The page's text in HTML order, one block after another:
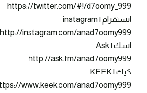
https://twitter.com/#!/d7oomy_999
انستقرام | instagram
http://instagram.com/anad7oomy999
اسك | Ask
http://ask.fm/anad7oomy999
كيك | KEEK
www.keek.com/anad7oomy999